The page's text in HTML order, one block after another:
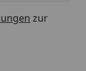
zur